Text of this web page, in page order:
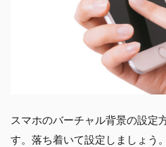
スマホのバーチャル背景の設定
す。落ち着いて設定しましょう。